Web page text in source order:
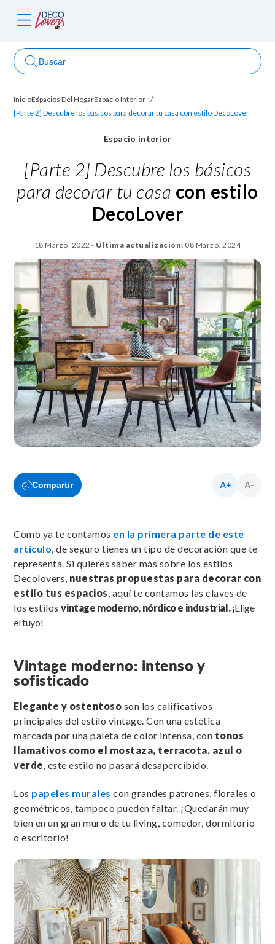
Buscar
InicioEspacios Del HogarEspacio Interior
[Parte 2] Descubre los básicos para decorar tu casa con estilo DecoLover
Espacio interior
[Parte 2] Descubre los básicos
para decorar tu casa con estilo
DecoLover
18 Marzo, 2022 - Última actualización: 08 Marzo, 2024
Compartir
Como ya te contamos en la primera parte de este
artículo, de seguro tienes un tipo de decoración que te
representa. Si quieres saber más sobre los estilos
Decolovers, nuestras propuestas para decorar con
estilo tus espacios, aquí te contamos las claves de
los estilosvintage moderno, nórdico e industrial.¡Elige
el tuyo!
Vintage moderno: intenso y
sofisticado
Elegante y ostentoso son los calificativos
principales del estilo vintage. Con una estética
marcada por una paleta de color intensa, con tonos
llamativos como el mostaza, terracota, azul o
verde, este estilo no pasará desapercibido.
Los papeles murales con grandes patrones, florales o
geométricos, tampoco pueden faltar. ¡Quedarán muy
bien en un gran muro de tu living, comedor, dormitorio
o escritorio!